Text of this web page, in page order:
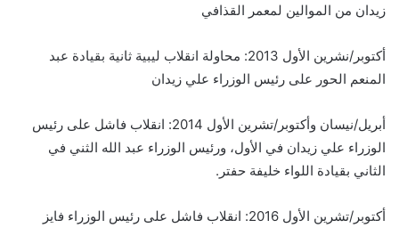
زيدان من الموالين لمعمر القذافي
أكتوبر/نشرين الأول 2013: محاولة انقلاب ليبية ثانية بقيادة عبد
المنعم الحور على رئيس الوزراء علي زيدان
أبريل/نيسان وأكتوبر/تشرين الأول 2014: انقلاب فاشل على رئيس
الوزراء علي زيدان في الأول، ورئيس الوزراء عبد الله الثني في
الثاني بقيادة اللواء خليفة حفتر.
أكتوبر/تشرين الأول 2016: انقلاب فاشل على رئيس الوزراء فايز